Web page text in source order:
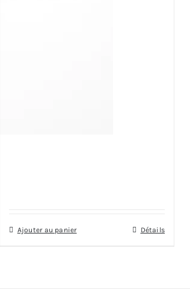
Ajouter au panier Détails